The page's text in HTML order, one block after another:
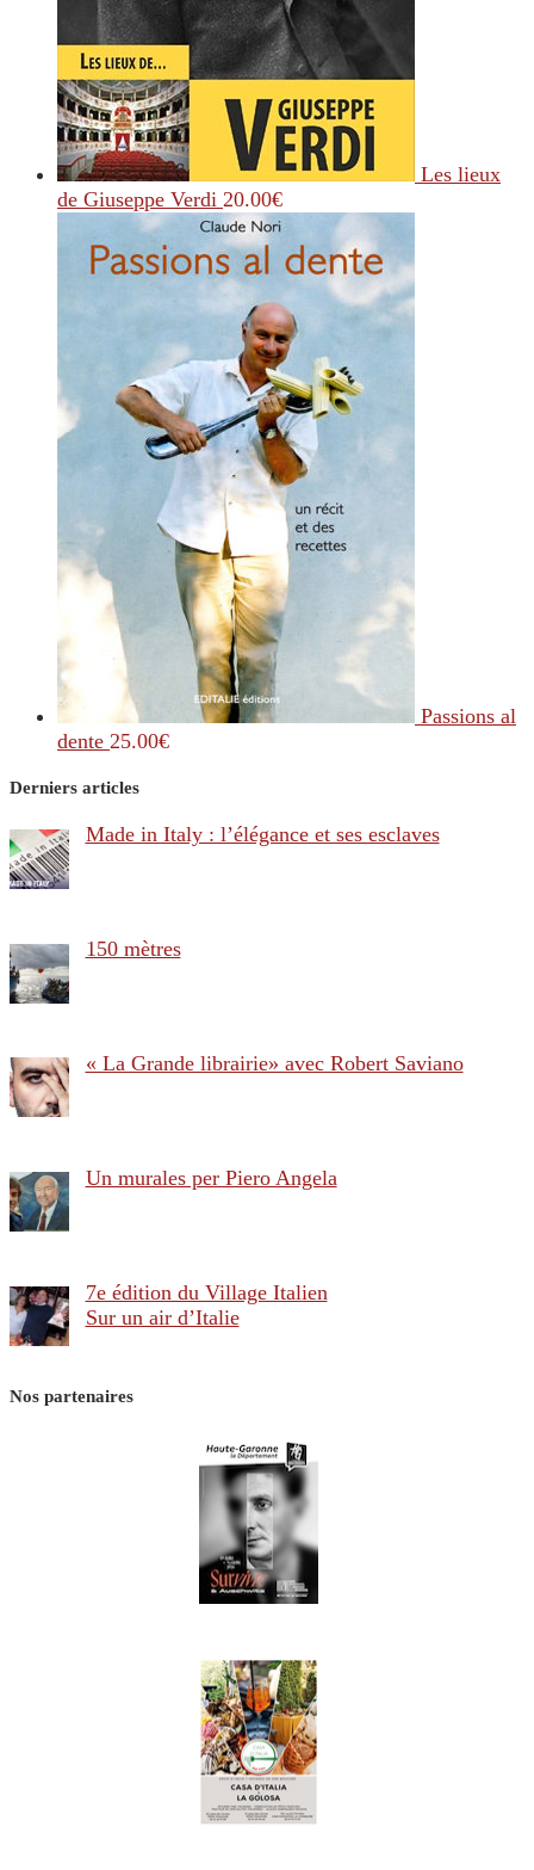
Les lieux
de Giuseppe Verdi 20.00€
Passions al
dente 25.00€
Derniers articles
Made in Italy : l’élégance et ses esclaves
150 mètres
« La Grande librairie» avec Robert Saviano
Un murales per Piero Angela
7e édition du Village Italien
Sur un air d’Italie
Nos partenaires